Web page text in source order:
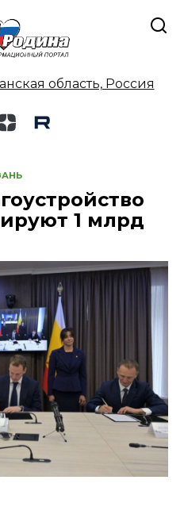
область, Россия
1 млрд